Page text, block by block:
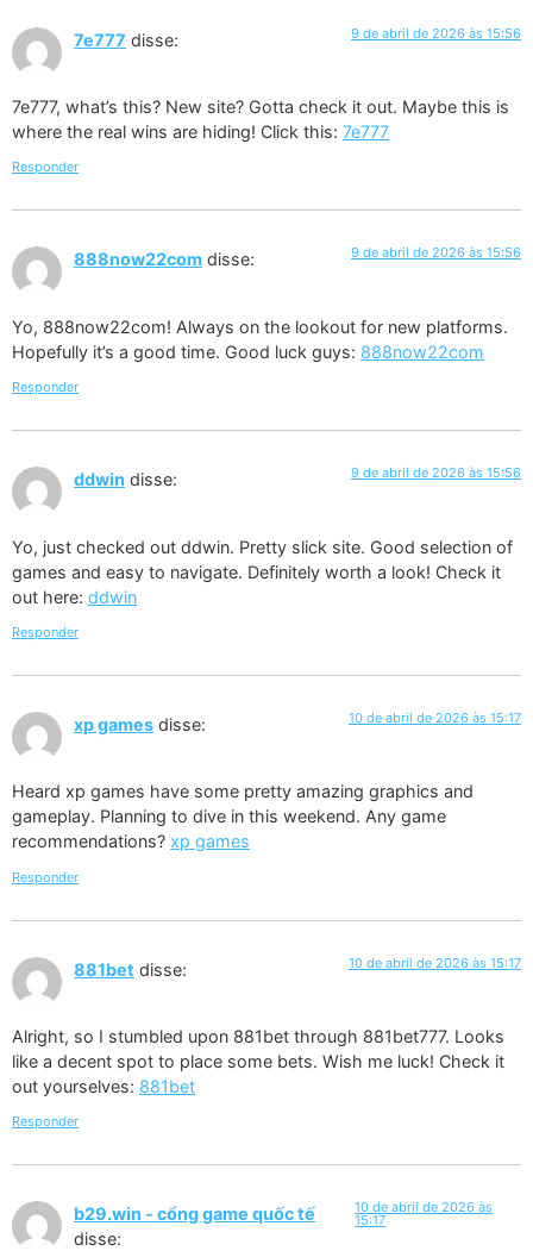
7e777 disse: 9 de abril de 2026 às 15:56
7e777, what’s this? New site? Gotta check it out. Maybe this is
where the real wins are hiding! Click this: 7e777
Responder
888now22com disse: 9 de abril de 2026 às 15:56
Yo, 888now22com! Always on the lookout for new platforms.
Hopefully it’s a good time. Good luck guys: 888now22com
Responder
ddwin disse: 9 de abril de 2026 às 15:56
Yo, just checked out ddwin. Pretty slick site. Good selection of
games and easy to navigate. Definitely worth a look! Check it
out here: ddwin
Responder
xp games disse: 10 de abril de 2026 às 15:17
Heard xp games have some pretty amazing graphics and
gameplay. Planning to dive in this weekend. Any game
recommendations? xp games
Responder
881bet disse: 10 de abril de 2026 às 15:17
Alright, so I stumbled upon 881bet through 881bet777. Looks
like a decent spot to place some bets. Wish me luck! Check it
out yourselves: 881bet
Responder
b29.win - cổng game quốc tế
disse:
10 de abril de 2026 às
15:17